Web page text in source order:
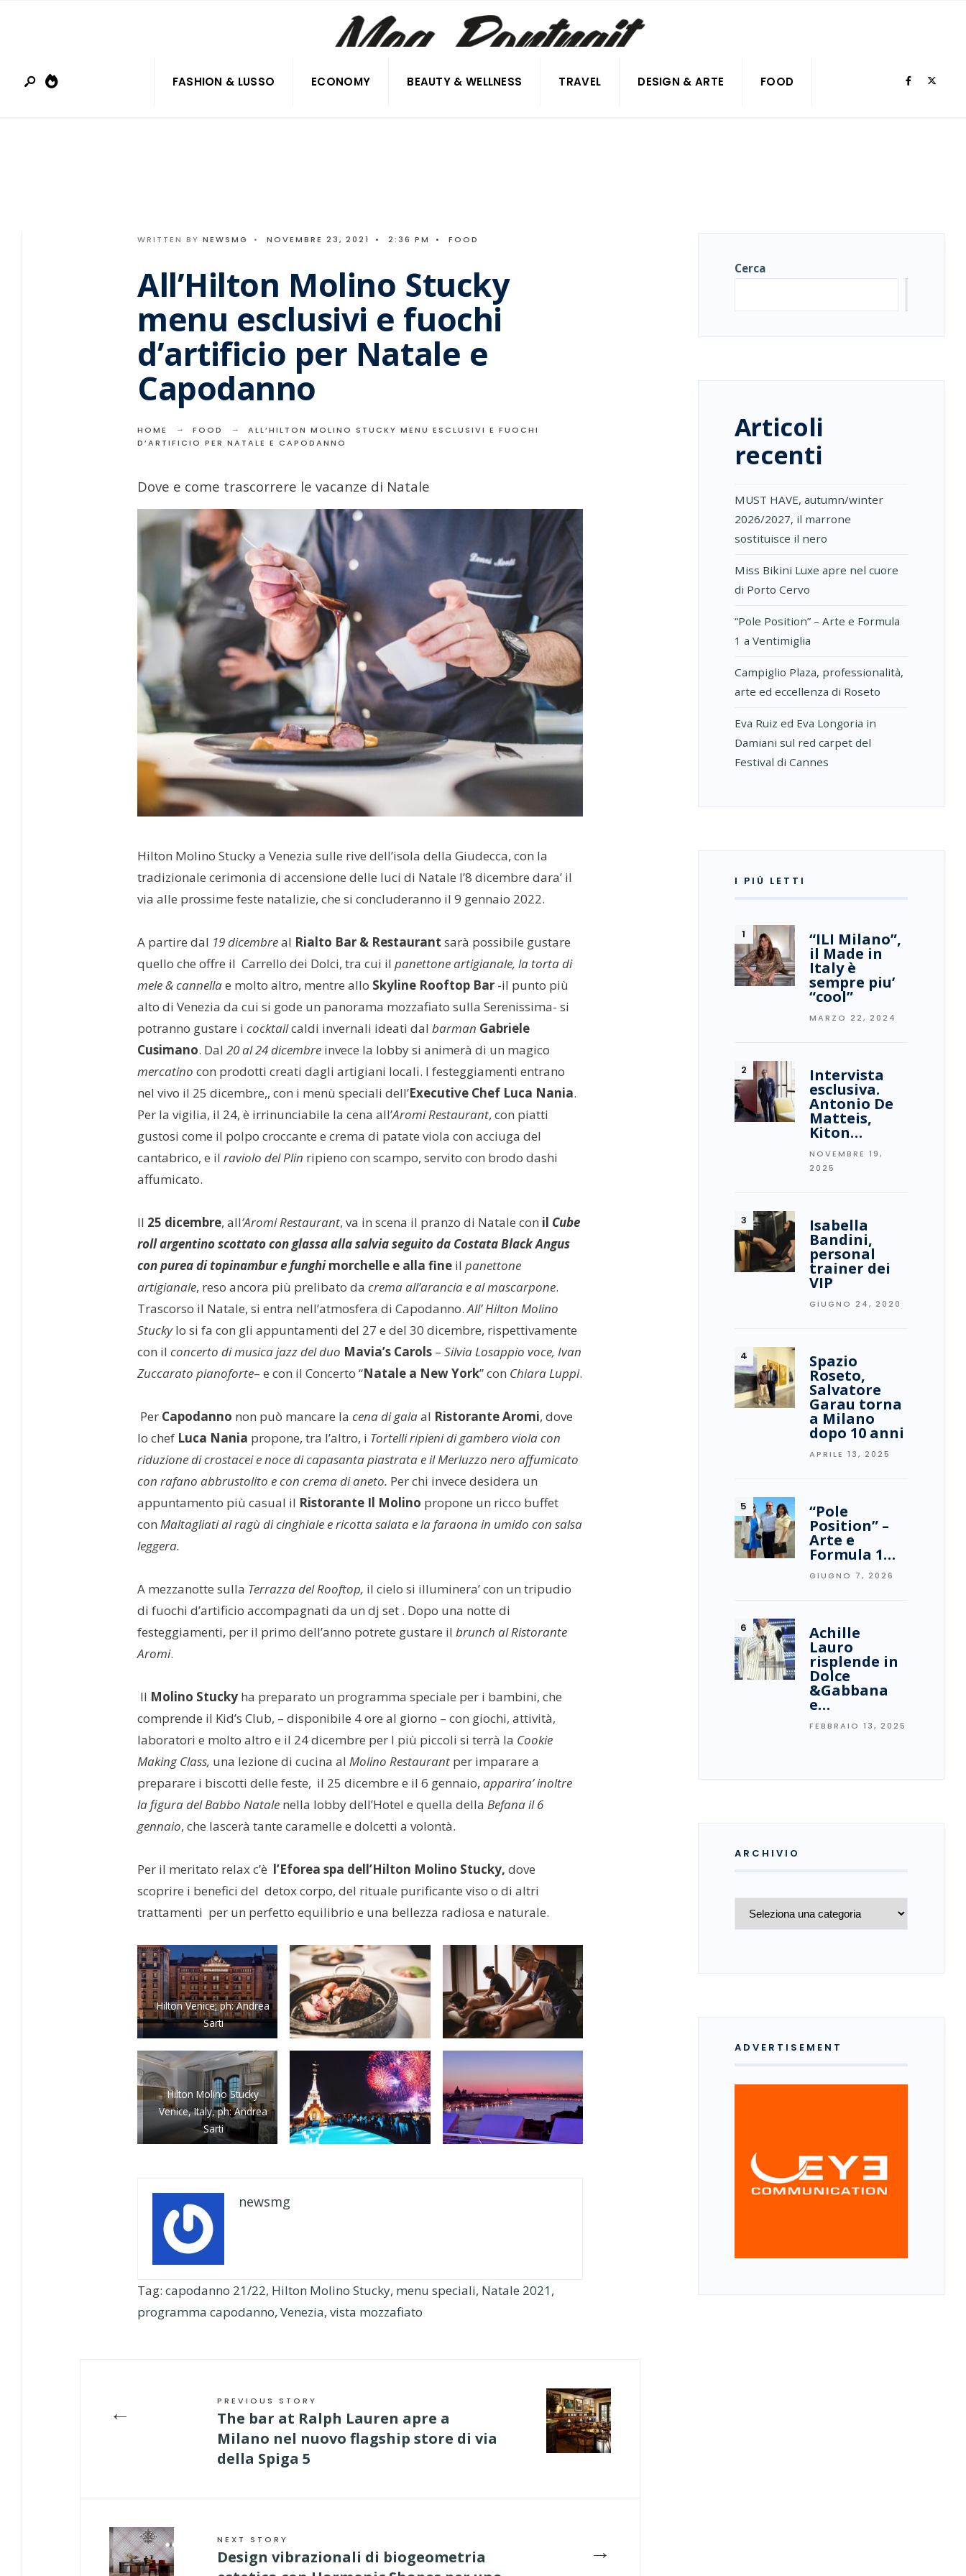
FASHION & LUSSO ECONOMY BEAUTY & WELLNESS TRAVEL DESIGN & ARTE FOOD
WRITTEN BY NEWSMG • NOVEMBRE 23, 2021 • 2:36 PM • FOOD
All’Hilton Molino Stucky
menu esclusivi e fuochi
d’artificio per Natale e
Capodanno
HOME FOOD
ALL’HILTON MOLINO STUCKY MENU ESCLUSIVI E FUOCHI
D’ARTIFICIO PER NATALE E CAPODANNO
Dove e come trascorrere le vacanze di Natale
Hilton Molino Stucky a Venezia sulle rive dell’isola della Giudecca, con la
tradizionale cerimonia di accensione delle luci di Natale l’8 dicembre dara’ il
via alle prossime feste natalizie, che si concluderanno il 9 gennaio 2022.
A partire dal 19 dicembreal Rialto Bar & Restaurant sarà possibile gustare
quello che offre il Carrello dei Dolci, tra cui il panettone artigianale, la torta di
mele & cannellae molto altro, mentre allo Skyline Rooftop Bar -il punto più
alto di Venezia da cui si gode un panorama mozzafiato sulla Serenissima- si
potranno gustare i cocktailcaldi invernali ideati dal barman Gabriele
Cusimano. Dal 20 al 24 dicembre invece la lobby si animerà di un magico
mercatino con prodotti creati dagli artigiani locali. I festeggiamenti entrano
nel vivo il 25 dicembre,, con i menù speciali dell’Executive Chef Luca Nania.
Per la vigilia, il 24, è irrinunciabile la cena all’Aromi Restaurant, con piatti
gustosi come il polpo croccante e crema di patate viola con acciuga del
cantabrico, e il raviolo del Plin ripieno con scampo, servito con brodo dashi
affumicato.
Il 25 dicembre, all’Aromi Restaurant, va in scena il pranzo di Natale con il Cube
roll argentino scottato con glassa alla salvia seguito da Costata Black Angus
con purea di topinambur e funghimorchelle e alla fine il panettone
artigianale, reso ancora più prelibato da crema all’arancia e al mascarpone.
Trascorso il Natale, si entra nell’atmosfera di Capodanno.All’ Hilton Molino
Stuckylo si fa con gli appuntamenti del 27 e del 30 dicembre, rispettivamente
con il concerto di musica jazz del duo Mavia’s Carols – Silvia Losappio voce, Ivan
Zuccarato pianoforte– e con il Concerto “Natale a New York” con Chiara Luppi.
Per Capodanno non può mancare la cena di galaal Ristorante Aromi, dove
lo chef Luca Nania propone, tra l’altro, i Tortelli ripieni di gambero viola con
riduzione di crostacei e noce di capasanta piastrata e il Merluzzo nero affumicato
con rafano abbrustolito e con crema di aneto. Per chi invece desidera un
appuntamento più casual il Ristorante Il Molino propone un ricco buffet
con Maltagliati al ragù di cinghiale e ricotta salata e la faraona in umido con salsa
leggera.
A mezzanotte sulla Terrazza del Rooftop, il cielo si illuminera’ con un tripudio
di fuochi d’artificio accompagnati da un dj set . Dopo una notte di
festeggiamenti, per il primo dell’anno potrete gustare il brunch al Ristorante
Aromi.
Il Molino Stucky ha preparato un programma speciale per i bambini, che
comprende il Kid’s Club, – disponibile 4 ore al giorno – con giochi, attività,
laboratori e molto altro e il 24 dicembre per I più piccoli si terrà la Cookie
Making Class, una lezione di cucina al Molino Restaurant per imparare a
preparare i biscotti delle feste, il 25 dicembre e il 6 gennaio, apparira’ inoltre
la figura del Babbo Natale nella lobby dell’Hotel e quella della Befana il 6
gennaio, che lascerà tante caramelle e dolcetti a volontà.
Per il meritato relax c’è l’Eforea spa dell’Hilton Molino Stucky, dove
scoprire i benefici del detox corpo, del rituale purificante viso o di altri
trattamenti per un perfetto equilibrio e una bellezza radiosa e naturale.
Hilton Venice; ph: Andrea
Sarti
Hilton Molino Stucky
Venice, Italy, ph: Andrea
Sarti
newsmg
Tag: capodanno 21/22, Hilton Molino Stucky, menu speciali, Natale 2021,
programma capodanno, Venezia, vista mozzafiato
← PREVIOUS STORY
The bar at Ralph Lauren apre a
Milano nel nuovo flagship store di via
della Spiga 5
→
NEXT STORY
Design vibrazionali di biogeometria
Cerca
Articoli
recenti
MUST HAVE, autumn/winter
2026/2027, il marrone
sostituisce il nero
Miss Bikini Luxe apre nel cuore
di Porto Cervo
“Pole Position” – Arte e Formula
1 a Ventimiglia
Campiglio Plaza, professionalità,
arte ed eccellenza di Roseto
Eva Ruiz ed Eva Longoria in
Damiani sul red carpet del
Festival di Cannes
I PIÙ LETTI
“ILI Milano”,
il Made in
Italy è
sempre piu’
“cool”
MARZO 22, 2024
Intervista
esclusiva.
Antonio De
Matteis,
Kiton…
NOVEMBRE 19,
2025
Isabella
Bandini,
personal
trainer dei
VIP
GIUGNO 24, 2020
Spazio
Roseto,
Salvatore
Garau torna
a Milano
dopo 10 anni
APRILE 13, 2025
“Pole
Position” –
Arte e
Formula 1…
GIUGNO 7, 2026
Achille
Lauro
risplende in
Dolce
&Gabbana
e…
FEBBRAIO 13, 2025
ARCHIVIO
Archivio
ADVERTISEMENT